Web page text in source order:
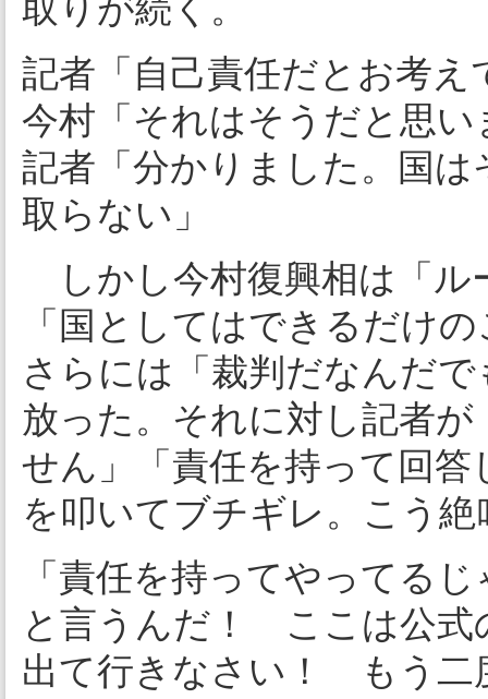
取りが続く。
記者「自己責任だとお考え
今村「それはそうだと思い
記者「分かりました。国
取らない」
しかし今村復興相は「ル
「国としてはできるだけ
さらには「裁判だなんだ
放った。それに対し記者
せん」「責任を持って回
を叩いてブチギレ。こう
「責任を持ってやってる
と言うんだ！ ここは公
出て行きなさい！ もう二